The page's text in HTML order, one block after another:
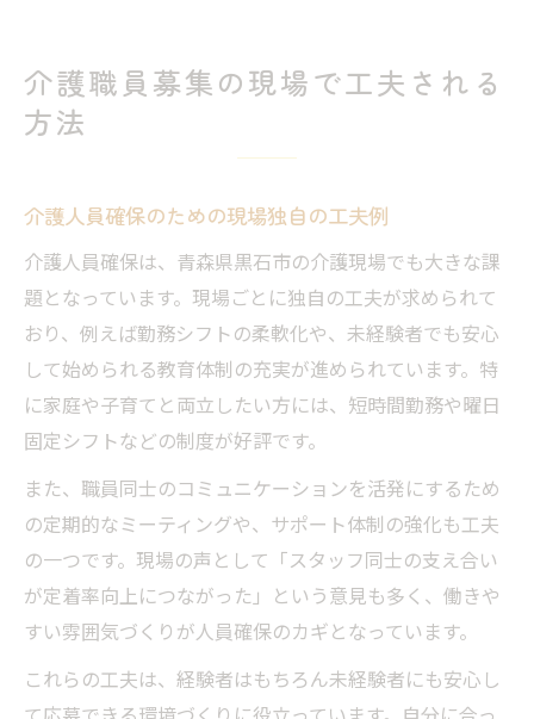
介護職員募集の現場で工夫される
方法
介護人員確保のための現場独自の工夫例
介護人員確保は、青森県黒石市の介護現場でも大きな課
題となっています。現場ごとに独自の工夫が求められて
おり、例えば勤務シフトの柔軟化や、未経験者でも安心
して始められる教育体制の充実が進められています。特
に家庭や子育てと両立したい方には、短時間勤務や曜日
固定シフトなどの制度が好評です。
また、職員同士のコミュニケーションを活発にするため
の定期的なミーティングや、サポート体制の強化も工夫
の一つです。現場の声として「スタッフ同士の支え合い
が定着率向上につながった」という意見も多く、働きや
すい雰囲気づくりが人員確保のカギとなっています。
これらの工夫は、経験者はもちろん未経験者にも安心し